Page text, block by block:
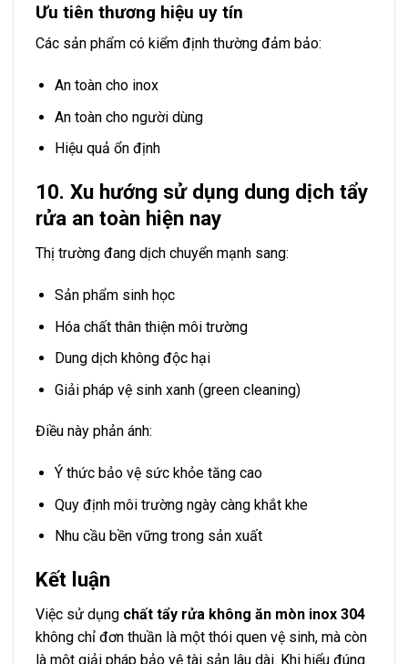
Ưu tiên thương hiệu uy tín
Các sản phẩm có kiểm định thường đảm bảo:
An toàn cho inox
An toàn cho người dùng
Hiệu quả ổn định
10. Xu hướng sử dụng dung dịch tẩy
rửa an toàn hiện nay
Thị trường đang dịch chuyển mạnh sang:
Sản phẩm sinh học
Hóa chất thân thiện môi trường
Dung dịch không độc hại
Giải pháp vệ sinh xanh (green cleaning)
Điều này phản ánh:
Ý thức bảo vệ sức khỏe tăng cao
Quy định môi trường ngày càng khắt khe
Nhu cầu bền vững trong sản xuất
Kết luận
Việc sử dụng chất tẩy rửa không ăn mòn inox 304
không chỉ đơn thuần là một thói quen vệ sinh, mà còn
là một giải pháp bảo vệ tài sản lâu dài. Khi hiểu đúng